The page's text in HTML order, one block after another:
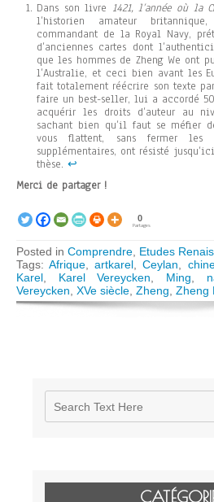
Dans son livre 1421, l’année où la
l’historien amateur britannique,
commandant de la Royal Navy,
d’anciennes cartes dont
que les hommes de Zheng We ont
l’Australie, et ceci bien avant les
fait totalement réécrire son texte
faire un best-seller, lui a accordé
acquérir les droits d’auteur au
sachant bien qu’il faut se méfier
vous flattent, sans fermer les
supplémentaires, ont résisté
thèse. ↩︎
Merci de partager !
0
Partages
Posted in Comprendre Etudes
Tags:Afrique ,artkarel ,Ceylan
Karel
Karel Vereycken Ming
Vereycken XVe siècle Zheng Zheng